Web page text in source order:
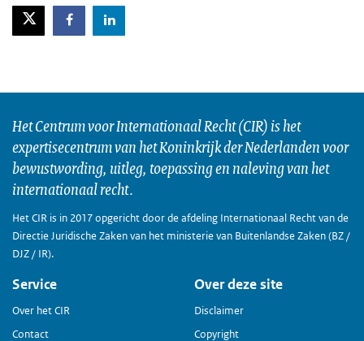
X-TwitterFacebookLinkedIn
Het Centrum voor Internationaal Recht (CIR) is het
expertisecentrum van het Koninkrijk der Nederlanden voor
bewustwording, uitleg, toepassing en naleving van het
internationaal recht.
Het CIR is in 2017 opgericht door de afdeling Internationaal Recht van de
Directie Juridische Zaken van het ministerie van Buitenlandse Zaken (BZ /
DJZ / IR).
Service
Over het CIR
Contact
Over deze site
Disclaimer
Copyright